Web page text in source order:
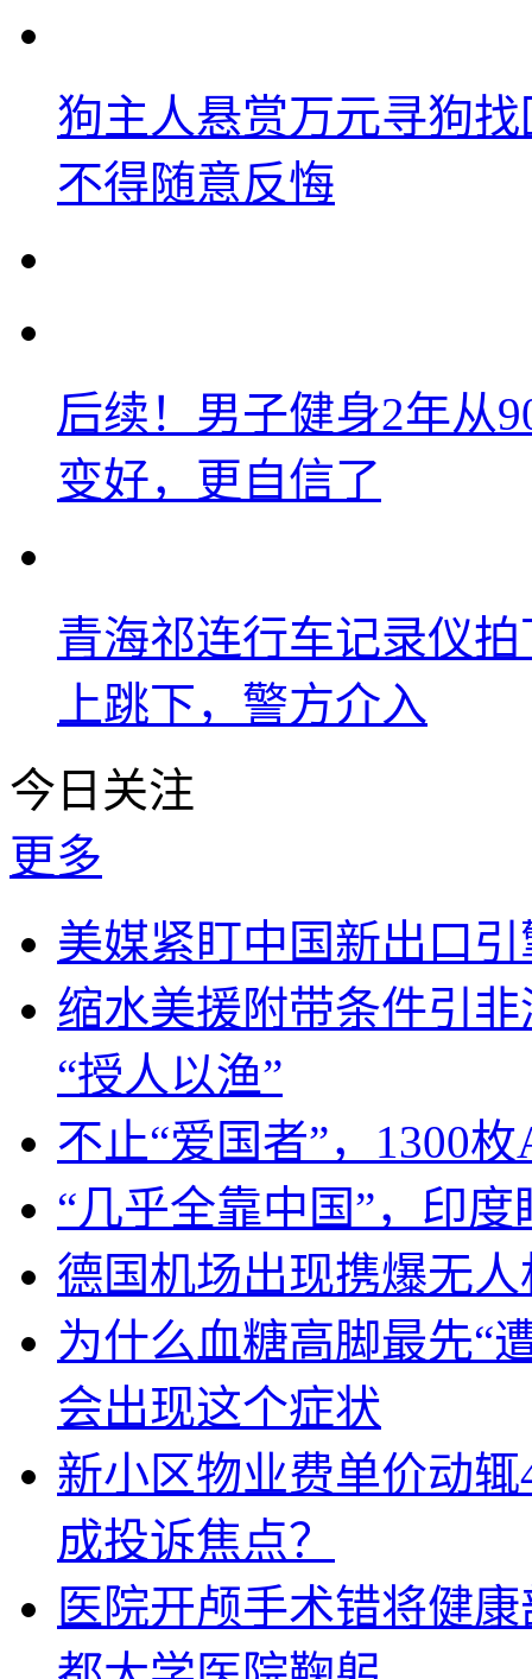
狗主人悬赏万元寻狗
不得随意反悔
后续！男子健身2年从
变好，更自信了
青海祁连行车记录仪
上跳下，警方介入
今日关注
更多
美媒紧盯中国新出口
缩水美援附带条件引
“授人以渔”
不止“爱国者”，1300
“几乎全靠中国”，印
德国机场出现携爆无
为什么血糖高脚最先“
会出现这个症状
新小区物业费单价动
成投诉焦点？
医院开颅手术错将健